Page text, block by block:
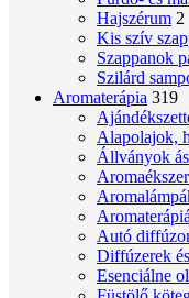
Hajszérum 2
Kis szív
Szappanok
Szilárd
Aromaterápia 319
Alapolajok,
Állványok
Autó
Diffúzerek
Esenciálne